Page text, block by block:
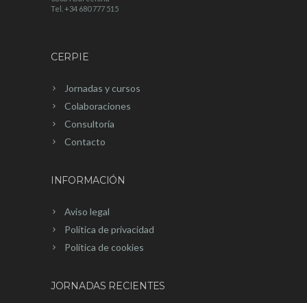
Tel. +34 680 777 515
CERPIE
Jornadas y cursos
Colaboraciones
Consultoría
Contacto
INFORMACIÓN
Aviso legal
Política de privacidad
Política de cookies
JORNADAS RECIENTES